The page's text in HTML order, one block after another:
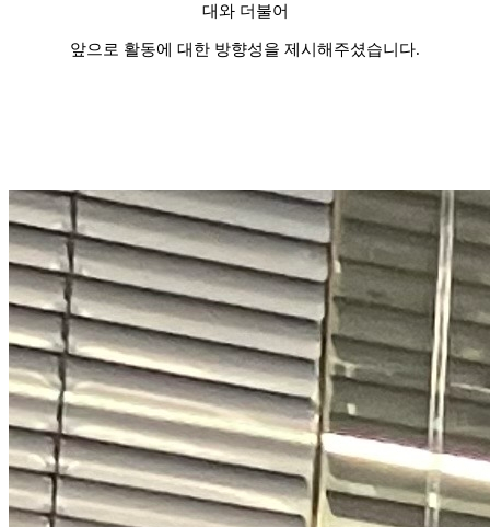
대와 더불어
앞으로 활동에 대한 방향성을 제시해주셨습니다.